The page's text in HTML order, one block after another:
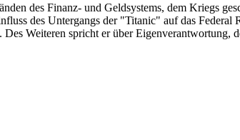
des Finanz- und Geldsystems, dem Kriegs
des Untergangs der "Titanic" auf das
Weiteren spricht er über